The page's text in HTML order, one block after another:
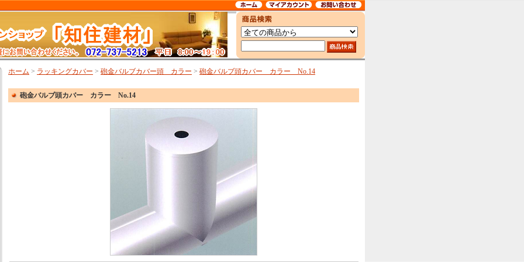
ホーム > ラッキングカバー > 砲金バルブカバー頭 カラー > 砲金バルブ頭カバー カラー No.14
砲金バルブ頭カバー カラー No.14